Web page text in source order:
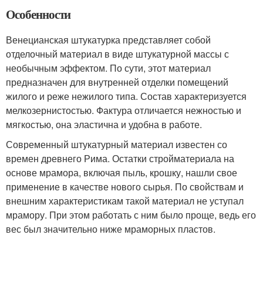
Особенности
Венецианская штукатурка представляет собой
отделочный материал в виде штукатурной массы с
необычным эффектом. По сути, этот материал
предназначен для внутренней отделки помещений
жилого и реже нежилого типа. Состав характеризуется
мелкозернистостью. Фактура отличается нежностью и
мягкостью, она эластична и удобна в работе.
Современный штукатурный материал известен со
времен древнего Рима. Остатки стройматериала на
основе мрамора, включая пыль, крошку, нашли свое
применение в качестве нового сырья. По свойствам и
внешним характеристикам такой материал не уступал
мрамору. При этом работать с ним было проще, ведь его
вес был значительно ниже мраморных пластов.